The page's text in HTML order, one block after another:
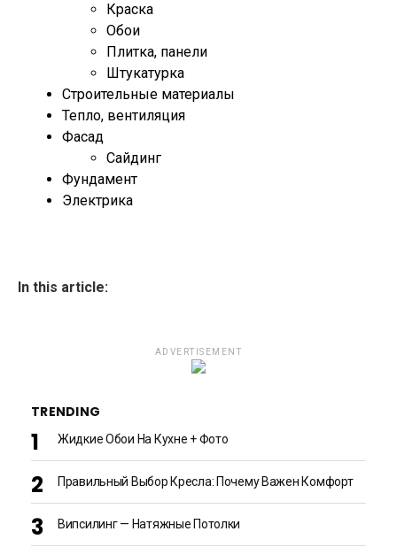
Краска
Обои
Плитка, панели
Штукатурка
Строительные материалы
Тепло, вентиляция
Фасад
Сайдинг
Фундамент
Электрика
In this article:
ADVERTISEMENT
TRENDING
Жидкие Обои На Кухне + Фото
Правильный Выбор Кресла: Почему Важен Комфорт
Випсилинг — Натяжные Потолки